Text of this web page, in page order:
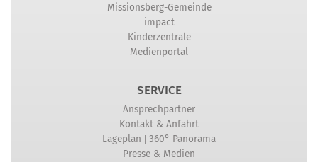
Missionsberg-Gemeinde
impact
Kinderzentrale
Medienportal
SERVICE
Ansprechpartner
Kontakt & Anfahrt
Lageplan | 360° Panorama
Presse & Medien